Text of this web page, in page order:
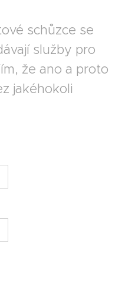
schůzce se
služby pro
že ano a proto
jakéhokoli